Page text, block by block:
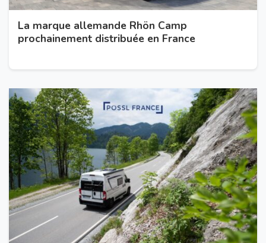
La marque allemande Rhön Camp
prochainement distribuée en France